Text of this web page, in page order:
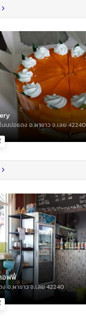
นนปอแดง อ.ผาขาว จ.เลย 42240
อฟฟี่
อ.ผาขาว จ.เลย 42240